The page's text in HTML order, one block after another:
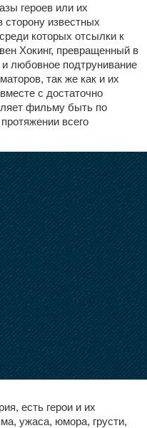
героев или их
сторону известных
которых отсылки к
Хокинг, превращенный в
любовное подтрунивание
так же как и их
с достаточно
фильму быть по
всего
есть герои и их
ужаса, юмора, грусти,